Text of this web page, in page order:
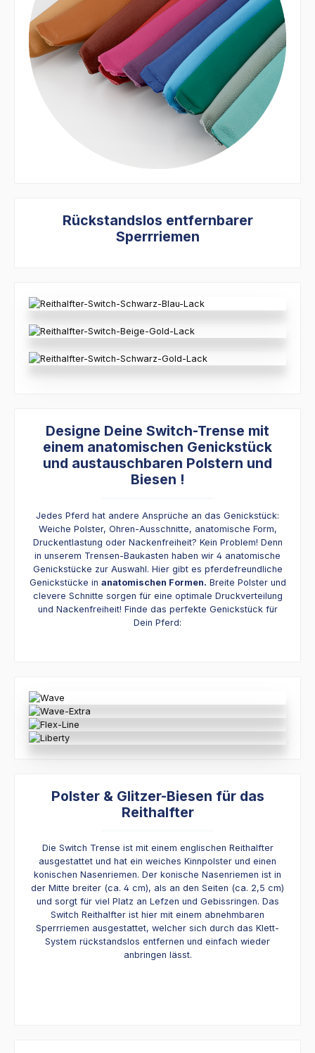
Rückstandslos entfernbarer
Sperrriemen
Designe Deine Switch-Trense mit
einem anatomischen Genickstück
und austauschbaren Polstern und
Biesen !
Jedes Pferd hat andere Ansprüche an das Genickstück:
Weiche Polster, Ohren-Ausschnitte, anatomische Form,
Druckentlastung oder Nackenfreiheit? Kein Problem! Denn
in unserem Trensen-Baukasten haben wir 4 anatomische
Genickstücke zur Auswahl. Hier gibt es pferdefreundliche
Genickstücke in anatomischen Formen. Breite Polster und
clevere Schnitte sorgen für eine optimale Druckverteilung
und Nackenfreiheit! Finde das perfekte Genickstück für
Dein Pferd:
Polster & Glitzer-Biesen für das
Reithalfter
Die Switch Trense ist mit einem englischen Reithalfter
ausgestattet und hat ein weiches Kinnpolster und einen
konischen Nasenriemen. Der konische Nasenriemen ist in
der Mitte breiter (ca. 4 cm), als an den Seiten (ca. 2,5 cm)
und sorgt für viel Platz an Lefzen und Gebissringen. Das
Switch Reithalfter ist hier mit einem abnehmbaren
Sperrriemen ausgestattet, welcher sich durch das Klett-
System rückstandslos entfernen und einfach wieder
anbringen lässt.